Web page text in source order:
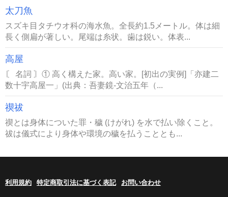
太刀魚
スズキ目タチウオ科の海水魚。全長約1.5メートル。体は細
長く側扁が著しい。尾端は糸状。歯は鋭い。体表...
高屋
〘 名詞 〙① 高く構えた家。高い家。[初出の実例]「亦建二
数十宇高屋一」(出典：吾妻鏡‐文治五年（...
禊祓
禊とは身体についた罪・穢 (けがれ) を水で払い除くこと。
祓は儀式により身体や環境の穢を払うこととも...
利用規約 特定商取引法に基づく表記 お問い合わせ